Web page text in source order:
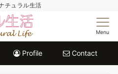
チュラル生活
Menu
Profile Contact